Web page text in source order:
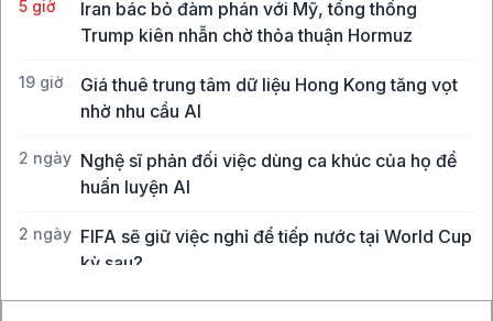
5 giờ
Iran bác bỏ đàm phán với Mỹ, tổng thống
Trump kiên nhẫn chờ thỏa thuận Hormuz
19 giờ
Giá thuê trung tâm dữ liệu Hong Kong tăng vọt
nhờ nhu cầu AI
2 ngày Nghệ sĩ phản đối việc dùng ca khúc của họ để
huấn luyện AI
2 ngày FIFA sẽ giữ việc nghỉ để tiếp nước tại World Cup
kỳ sau?